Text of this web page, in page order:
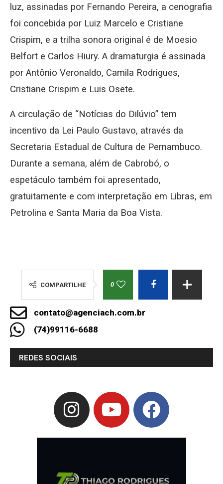
luz, assinadas por Fernando Pereira, a cenografia
foi concebida por Luiz Marcelo e Cristiane
Crispim, e a trilha sonora original é de Moesio
Belfort e Carlos Hiury. A dramaturgia é assinada
por Antônio Veronaldo, Camila Rodrigues,
Cristiane Crispim e Luis Osete.
A circulação de “Notícias do Dilúvio” tem
incentivo da Lei Paulo Gustavo, através da
Secretaria Estadual de Cultura de Pernambuco.
Durante a semana, além de Cabrobó, o
espetáculo também foi apresentado,
gratuitamente e com interpretação em Libras, em
Petrolina e Santa Maria da Boa Vista.
COMPARTILHE 0
contato@agenciach.com.br
(74)99116-6688
REDES SOCIAIS